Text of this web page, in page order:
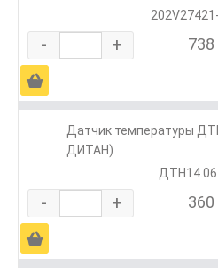
- +
Ä
Датчик температуры
ДИТАН)
- +
Ä